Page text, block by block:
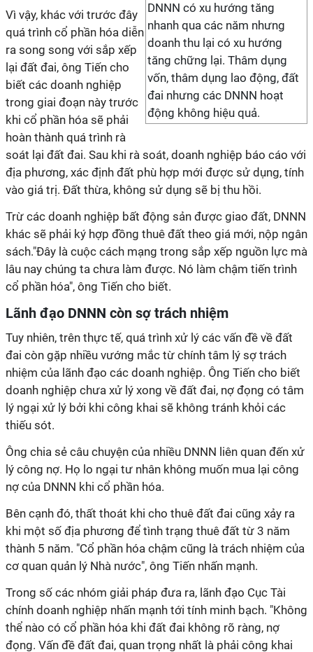
DNNN có xu hướng tăng
nhanh qua các năm nhưng
doanh thu lại có xu hướng
tăng chững lại. Thâm dụng
vốn, thâm dụng lao động, đất
đai nhưng các DNNN hoạt
động không hiệu quả.
Vì vậy, khác với trước đây
quá trình cổ phần hóa diễn
ra song song với sắp xếp
lại đất đai, ông Tiến cho
biết các doanh nghiệp
trong giai đoạn này trước
khi cổ phần hóa sẽ phải
hoàn thành quá trình rà
soát lại đất đai. Sau khi rà soát, doanh nghiệp báo cáo với
địa phương, xác định đất phù hợp mới được sử dụng, tính
vào giá trị. Đất thừa, không sử dụng sẽ bị thu hồi.
Trừ các doanh nghiệp bất động sản được giao đất, DNNN
khác sẽ phải ký hợp đồng thuê đất theo giá mới, nộp ngân
sách."Đây là cuộc cách mạng trong sắp xếp nguồn lực mà
lâu nay chúng ta chưa làm được. Nó làm chậm tiến trình
cổ phần hóa", ông Tiến cho biết.
Lãnh đạo DNNN còn sợ trách nhiệm
Tuy nhiên, trên thực tế, quá trình xử lý các vấn đề về đất
đai còn gặp nhiều vướng mắc từ chính tâm lý sợ trách
nhiệm của lãnh đạo các doanh nghiệp. Ông Tiến cho biết
doanh nghiệp chưa xử lý xong về đất đai, nợ đọng có tâm
lý ngại xử lý bởi khi công khai sẽ không tránh khỏi các
thiếu sót.
Ông chia sẻ câu chuyện của nhiều DNNN liên quan đến xử
lý công nợ. Họ lo ngại tư nhân không muốn mua lại công
nợ của DNNN khi cổ phần hóa.
Bên cạnh đó, thất thoát khi cho thuê đất đai cũng xảy ra
khi một số địa phương để tình trạng thuê đất từ 3 năm
thành 5 năm. "Cổ phần hóa chậm cũng là trách nhiệm của
cơ quan quản lý Nhà nước", ông Tiến nhấn mạnh.
Trong số các nhóm giải pháp đưa ra, lãnh đạo Cục Tài
chính doanh nghiệp nhấn mạnh tới tính minh bạch. "Không
thể nào có cổ phần hóa khi đất đai không rõ ràng, nợ
đọng. Vấn đề đất đai, quan trọng nhất là phải công khai